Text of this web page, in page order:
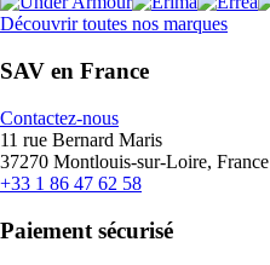
Découvrir toutes nos marques
SAV en France
Contactez-nous
11 rue Bernard Maris
37270 Montlouis-sur-Loire, France
+33 1 86 47 62 58
Paiement sécurisé